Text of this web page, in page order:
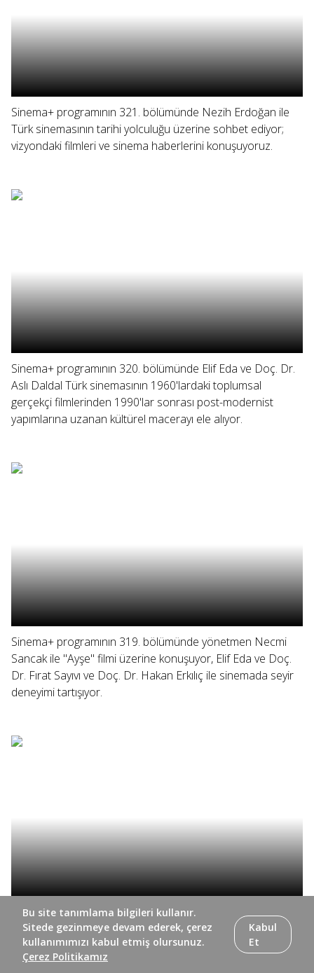
Sinema+ programının 321. bölümünde Nezih Erdoğan ile
Türk sinemasının tarihi yolculuğu üzerine sohbet ediyor;
vizyondaki filmleri ve sinema haberlerini konuşuyoruz.
Sinema+ programının 320. bölümünde Elif Eda ve Doç. Dr.
Aslı Daldal Türk sinemasının 1960'lardaki toplumsal
gerçekçi filmlerinden 1990'lar sonrası post-modernist
yapımlarına uzanan kültürel macerayı ele alıyor.
Sinema+ programının 319. bölümünde yönetmen Necmi
Sancak ile "Ayşe" filmi üzerine konuşuyor, Elif Eda ve Doç.
Dr. Fırat Sayıvı ve Doç. Dr. Hakan Erkılıç ile sinemada seyir
deneyimi tartışıyor.
Sinema+ programının 318. bölümünde yapımcı ve
yönetmen Kerem Kurtuluş ile sinema ve sermaye
arasındaki ilişki ele alınıyor, Elif Eda ve yönetmen Doğuş
Algün yönetmenin ilk uzun metrajı "Ölü Mevsim"i
Bu site tanımlama bilgileri kullanır.
Sitede gezinmeye devam ederek, çerez
kullanımımızı kabul etmiş olursunuz.
Çerez Politikamız
Kabul
Et